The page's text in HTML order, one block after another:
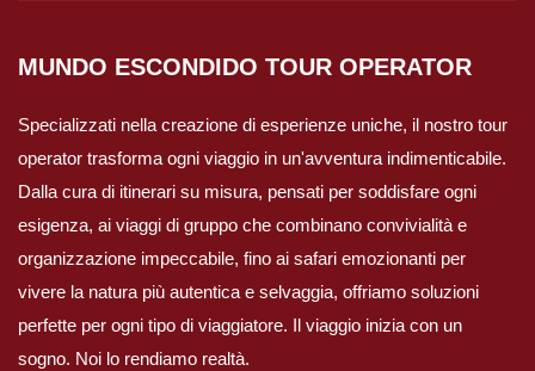
MUNDO ESCONDIDO TOUR OPERATOR
Specializzati nella creazione di esperienze uniche, il nostro tour
operator trasforma ogni viaggio in un'avventura indimenticabile.
Dalla cura di itinerari su misura, pensati per soddisfare ogni
esigenza, ai viaggi di gruppo che combinano convivialità e
organizzazione impeccabile, fino ai safari emozionanti per
vivere la natura più autentica e selvaggia, offriamo soluzioni
perfette per ogni tipo di viaggiatore. Il viaggio inizia con un
sogno. Noi lo rendiamo realtà.